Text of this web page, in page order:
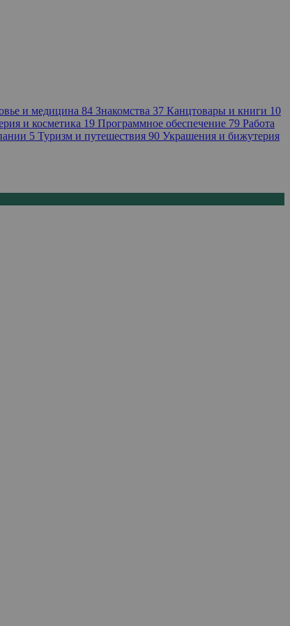
и медицина 84 Знакомства 37 Канцтовары и книги 10
и косметика 19 Программное обеспечение 79 Работа
5 Туризм и путешествия 90 Украшения и бижутерия